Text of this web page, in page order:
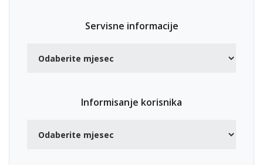
Servisne informacije
Informisanje korisnika